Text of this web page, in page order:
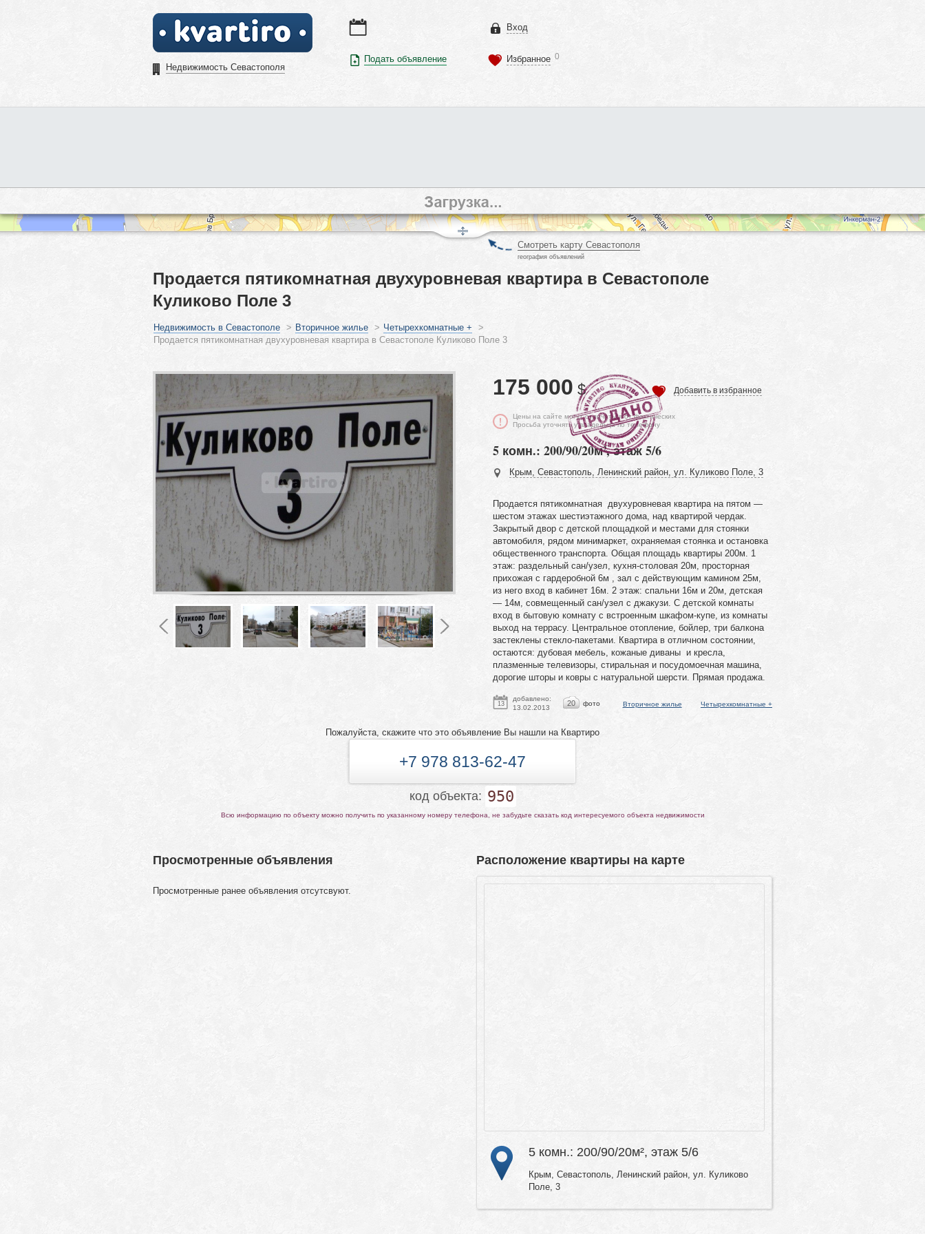
Недвижимость Севастополя
Подать объявление
Вход
Избранное 0
Смотреть карту Севастополя
география объявлений
Продается пятикомнатная двухуровневая квартира в Севастополе
Куликово Поле 3
Недвижимость в Севастополе > Вторичное жилье > Четырехкомнатные +
>
Продается пятикомнатная двухуровневая квартира в Севастополе Куликово Поле 3
175 000 $ Добавить в избранное
Цены на сайте могут отличаться от фактических
Просьба уточнять у владельца по телефону
5 комн.: 200/90/20м², этаж 5/6
Крым, Севастополь, Ленинский район, ул. Куликово Поле, 3
Продается пятикомнатная двухуровневая квартира на пятом —
шестом этажах шестиэтажного дома, над квартирой чердак.
Закрытый двор с детской площадкой и местами для стоянки
автомобиля, рядом минимаркет, охраняемая стоянка и остановка
общественного транспорта. Общая площадь квартиры 200м. 1
этаж: раздельный сан/узел, кухня-столовая 20м, просторная
прихожая с гардеробной 6м , зал с действующим камином 25м,
из него вход в кабинет 16м. 2 этаж: спальни 16м и 20м, детская
— 14м, совмещенный сан/узел с джакузи. С детской комнаты
вход в бытовую комнату с встроенным шкафом-купе, из комнаты
выход на террасу. Центральное отопление, бойлер, три балкона
застеклены стекло-пакетами. Квартира в отличном состоянии,
остаются: дубовая мебель, кожаные диваны и кресла,
плазменные телевизоры, стиральная и посудомоечная машина,
дорогие шторы и ковры с натуральной шерсти. Прямая продажа.
13
добавлено:
13.02.2013
20 фото Вторичное жилье Четырехкомнатные +
Пожалуйста, скажите что это объявление Вы нашли на Квартиро
+7 978 813-62-47
код объекта: 950
Всю информацию по объекту можно получить по указанному номеру телефона, не забудьте сказать код интересуемого объекта недвижимости
Расположение квартиры на карте
5 комн.: 200/90/20м², этаж 5/6
Крым, Севастополь, Ленинский район, ул. Куликово
Поле, 3
Просмотренные объявления
Просмотренные ранее объявления отсутсвуют.